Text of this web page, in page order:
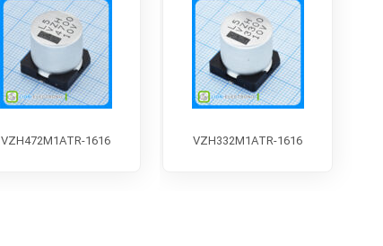
VZH332M1ATR-1616
VZH472M1ATR-1616